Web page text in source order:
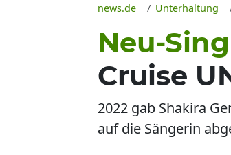
news.de Unterhaltung
Neu-
Cruise
2022 gab Shakira
auf die Sängerin